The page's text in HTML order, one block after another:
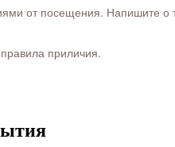
от посещения. Напишите
приличия.